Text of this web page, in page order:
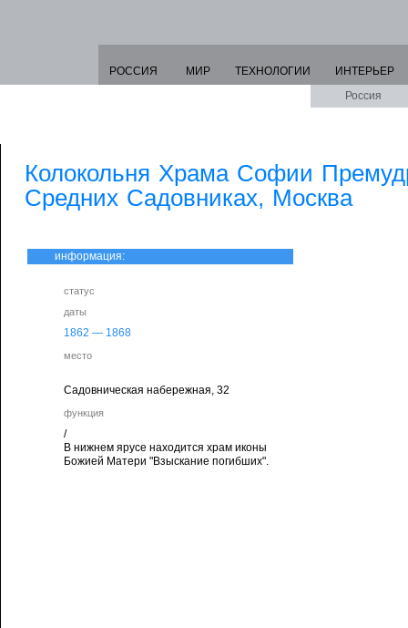
РОССИЯ МИР ТЕХНОЛОГИИ
ИНТЕРЬЕР
Россия
Колокольня Храма Софии
Средних Садовниках, Москва
информация:
статус
даты
1862 — 1868
место
Садовническая набережная, 32
функция
/
В нижнем ярусе находится храм иконы
Божией Матери "Взыскание погибших".